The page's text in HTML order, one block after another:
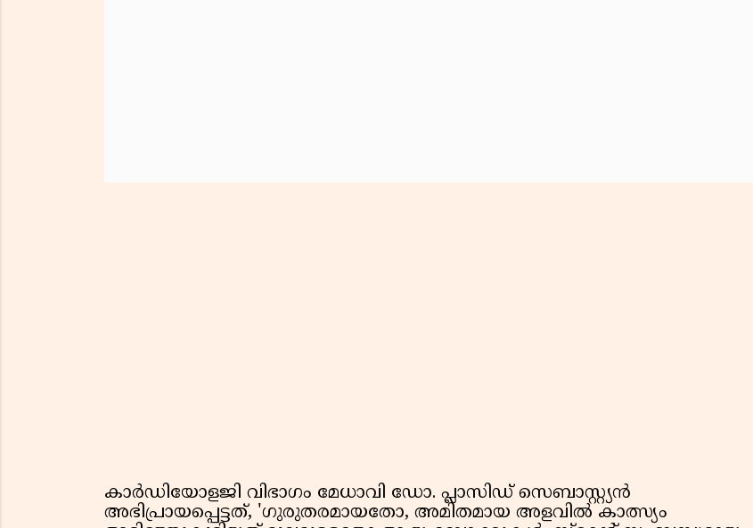
കാർഡിയോളജി വിഭാഗം മേധാവി ഡോ. പ്ലാസിഡ് സെബാസ്റ്റ്യൻ
അഭിപ്രായപ്പെട്ടത്, 'ഗുരുതരമായതോ, അമിതമായ അളവിൽ കാത്സ്യം